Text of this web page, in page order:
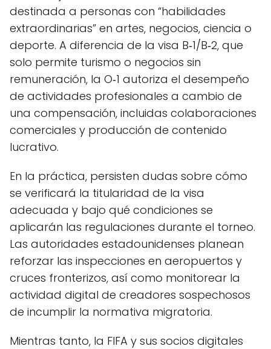
destinada a personas con “habilidades
extraordinarias” en artes, negocios, ciencia o
deporte. A diferencia de la visa B‑1/B‑2, que
solo permite turismo o negocios sin
remuneración, la O‑1 autoriza el desempeño
de actividades profesionales a cambio de
una compensación, incluidas colaboraciones
comerciales y producción de contenido
lucrativo.
En la práctica, persisten dudas sobre cómo
se verificará la titularidad de la visa
adecuada y bajo qué condiciones se
aplicarán las regulaciones durante el torneo.
Las autoridades estadounidenses planean
reforzar las inspecciones en aeropuertos y
cruces fronterizos, así como monitorear la
actividad digital de creadores sospechosos
de incumplir la normativa migratoria.
Mientras tanto, la FIFA y sus socios digitales